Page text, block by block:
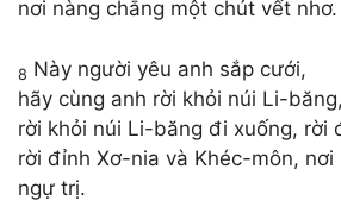
nơi nàng chẳng một chút vết nhơ.
8 Này người yêu anh sắp cưới,
hãy cùng anh rời khỏi núi Li-băng,
rời khỏi núi Li-băng đi xuống, rời
rời đỉnh Xơ-nia và Khéc-môn,
ngự trị.